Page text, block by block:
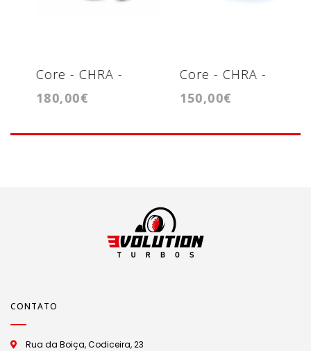
Core - CHRA -
Cartridge - RHF4V
180,00€
Core - CHRA -
Cartridge -
150,00€
CONTATO
Rua da Boiça, Codiceira, 23